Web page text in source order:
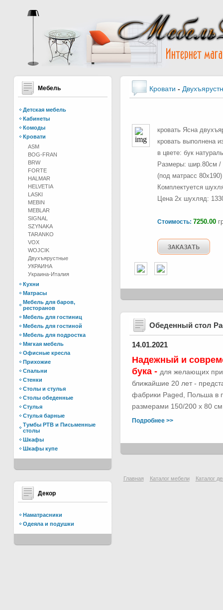
Мебель
Детская мебель
Кабинеты
Комоды
Кровати
ASM
BOG-FRAN
BRW
FORTE
HALMAR
HELVETIA
LASKI
MEBIN
MEBLAR
SIGNAL
SZYNAKA
TARANKO
VOX
WOJCIK
Двухъярустные
УКРАИНА
Украина-Италия
Кухни
Матрасы
Мебель для баров,
ресторанов
Мебель для гостиниц
Мебель для гостиной
Мебель для подростка
Мягкая мебель
Офисные кресла
Прихожие
Спальни
Стенки
Столы и стулья
Столы обеденные
Стулья
Стулья барные
Тумбы РТВ и Письменные
столы
Шкафы
Шкафы купе
Декор
Наматрасники
Одеяла и подушки
Кровати -
кровать Ясна
кровать выполнена
в цвете: бук
Размеры: шир.80см /
(под матрасс 80х190)
Комплектуется
Цена 2х шухляд:
Стоимость: 7250.00
Обеденный стол
14.01.2021
Надежный и
бука - для желающих
ближайшие 20 лет -
фабрики Paged, Польша в
размерами 150/200 х 80
Подробнее >>
Главная Каталог мебели Каталог